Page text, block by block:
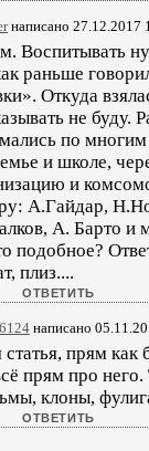
написано 27.12.2017
Воспитывать
раньше
Откуда
не буду.
по многим
и школе,
и
А.Гайдар,
А. Барто и
подобное?
плиз....
написано
прям как
прям про
клоны,